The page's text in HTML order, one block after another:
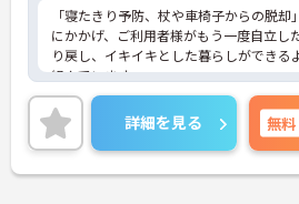
「寝たきり予防、杖や車椅子からの脱却
にかかげ、ご利用者様がもう一度自立し
り戻し、イキイキとした暮らしができる
組んでいます。
整骨院からスタートした法人で、現在も
し続けている安定感のある母体です。事
にあるため、頑張り次第ではキャリアア
めるます。複数の店舗を経営しているノ
かした研修制度も自身の成長に繋がりま
詳細を見る 無料